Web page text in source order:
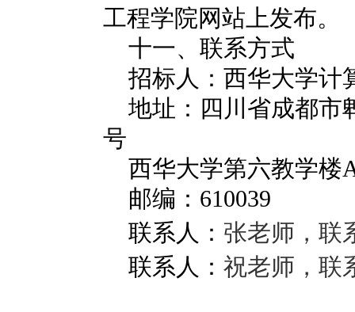
工程学院网站上发布。
十一、联系方式
招标人：西华大学计
地址：四川省成都市
号
西华大学第六教学楼
邮编： 610039
联系人 ：张老师，联
联系人 ：祝老师，联